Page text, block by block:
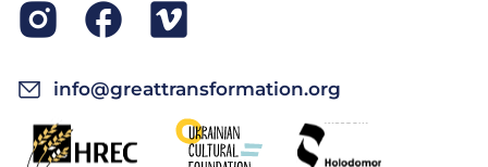
info@greattransformation.org